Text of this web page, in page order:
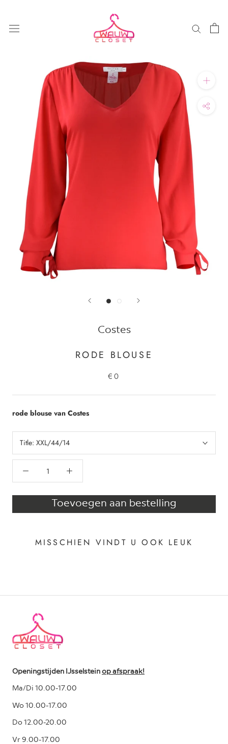
Costes
RODE BLOUSE
€0
rode blouse van Costes
Title: XXL/44/14
Toevoegen aan bestelling
MISSCHIEN VINDT U OOK LEUK
Openingstijden IJsselsteinop afspraak!
Ma/Di 10.00-17.00
Wo 10.00-17.00
Do 12.00-20.00
Vr 9.00-17.00